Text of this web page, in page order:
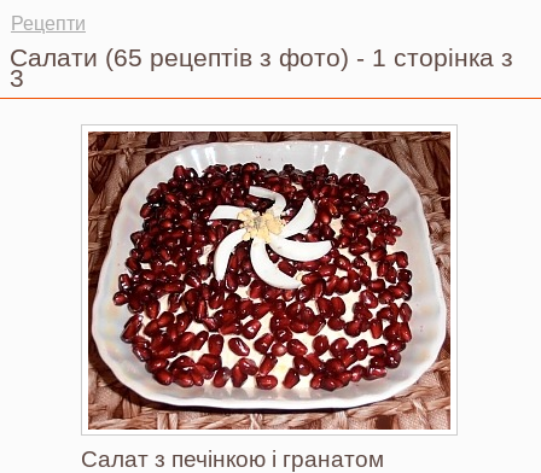
Ви тут
Рецепти
Салати (65 рецептів з фото) - 1 сторінка з
3
Салат з печінкою і гранатом